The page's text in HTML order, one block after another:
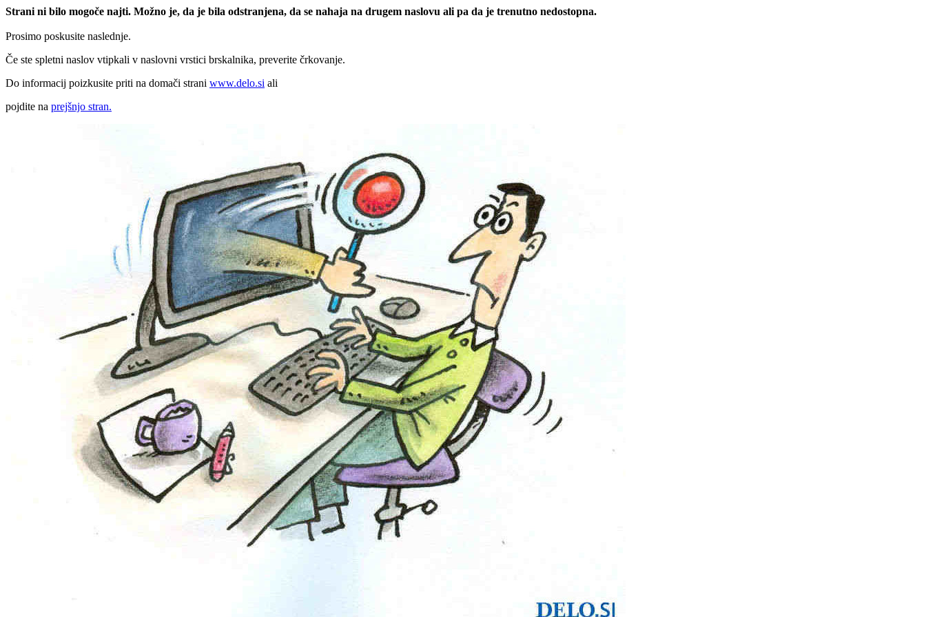
Strani ni bilo mogoče najti. Možno je, da je bila odstranjena, da se nahaja na drugem naslovu ali pa da je trenutno nedostopna.
Prosimo poskusite naslednje.
Če ste spletni naslov vtipkali v naslovni vrstici brskalnika, preverite črkovanje.
Do informacij poizkusite priti na domači strani www.delo.si ali
pojdite na prejšnjo stran.